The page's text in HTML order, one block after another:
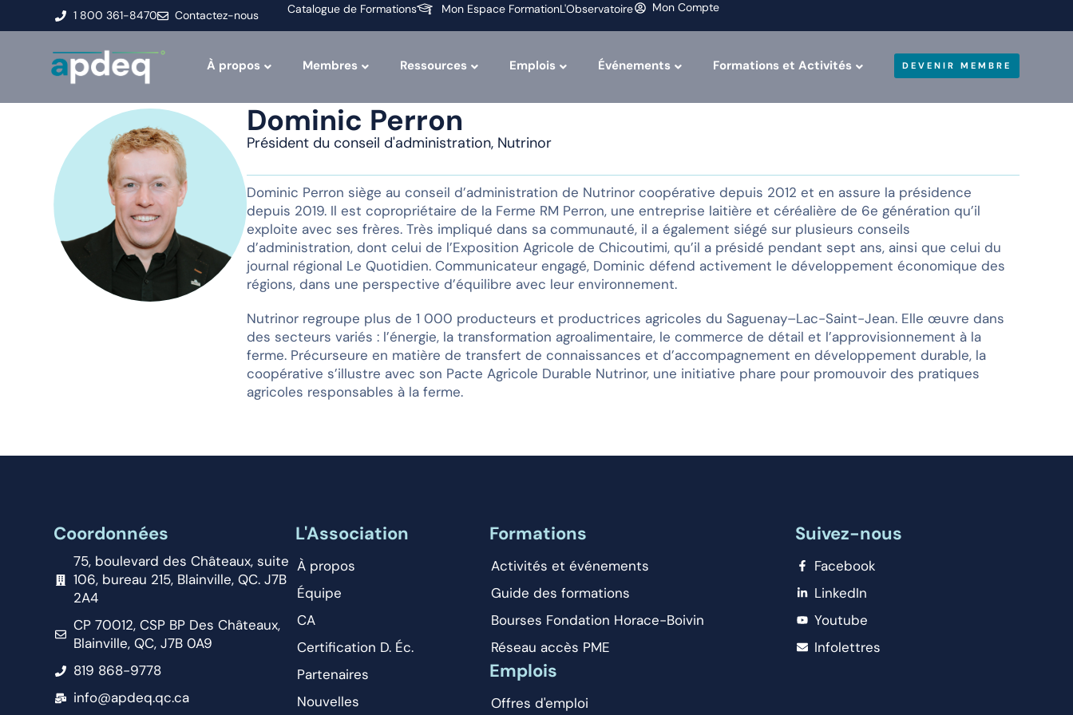
1 800 361-8470 Contactez-nous Catalogue de Formations Mon Espace FormationL'Observatoire Mon Compte
À propos Membres Ressources Emplois Événements Formations et Activités DEVENIR MEMBRE
Dominic Perron
Président du conseil d'administration, Nutrinor
Dominic Perron siège au conseil d’administration de Nutrinor coopérative depuis 2012 et en assure la présidence
depuis 2019. Il est copropriétaire de la Ferme RM Perron, une entreprise laitière et céréalière de 6e génération qu’il
exploite avec ses frères. Très impliqué dans sa communauté, il a également siégé sur plusieurs conseils
d’administration, dont celui de l’Exposition Agricole de Chicoutimi, qu’il a présidé pendant sept ans, ainsi que celui du
journal régional Le Quotidien. Communicateur engagé, Dominic défend activement le développement économique des
régions, dans une perspective d’équilibre avec leur environnement.
Nutrinor regroupe plus de 1 000 producteurs et productrices agricoles du Saguenay–Lac-Saint-Jean. Elle œuvre dans
des secteurs variés : l’énergie, la transformation agroalimentaire, le commerce de détail et l’approvisionnement à la
ferme. Précurseure en matière de transfert de connaissances et d’accompagnement en développement durable, la
coopérative s’illustre avec son Pacte Agricole Durable Nutrinor, une initiative phare pour promouvoir des pratiques
agricoles responsables à la ferme.
Coordonnées
75, boulevard des Châteaux, suite
106, bureau 215, Blainville, QC. J7B
2A4
CP 70012, CSP BP Des Châteaux,
Blainville, QC, J7B 0A9
819 868-9778
info@apdeq.qc.ca
L'Association
À propos
Équipe
CA
Certification D. Éc.
Partenaires
Nouvelles
Formations
Activités et événements
Guide des formations
Bourses Fondation Horace-Boivin
Réseau accès PME
Emplois
Offres d'emploi
Suivez-nous
Facebook
LinkedIn
Youtube
Infolettres